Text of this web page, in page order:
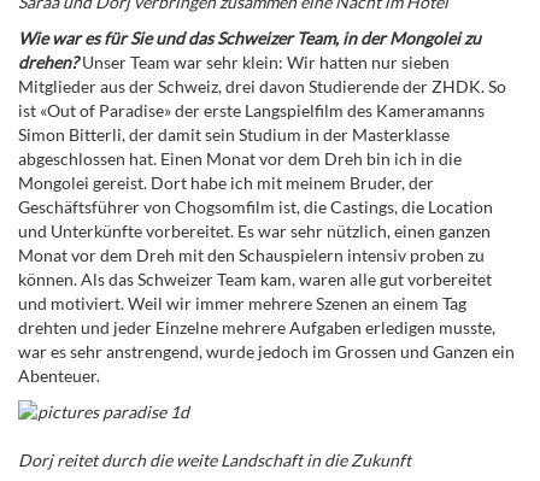
Wie war es für Sie und das Schweizer Team, in der Mongolei zu
drehen?Unser Team war sehr klein: Wir hatten nur sieben
Mitglieder aus der Schweiz, drei davon Studierende der ZHDK. So
ist «Out of Paradise» der erste Langspielfilm des Kameramanns
Simon Bitterli, der damit sein Studium in der Masterklasse
abgeschlossen hat. Einen Monat vor dem Dreh bin ich in die
Mongolei gereist. Dort habe ich mit meinem Bruder, der
Geschäftsführer von Chogsomfilm ist, die Castings, die Location
und Unterkünfte vorbereitet. Es war sehr nützlich, einen ganzen
Monat vor dem Dreh mit den Schauspielern intensiv proben zu
können. Als das Schweizer Team kam, waren alle gut vorbereitet
und motiviert. Weil wir immer mehrere Szenen an einem Tag
drehten und jeder Einzelne mehrere Aufgaben erledigen musste,
war es sehr anstrengend, wurde jedoch im Grossen und Ganzen ein
Abenteuer.
Dorj reitet durch die weite Landschaft in die Zukunft